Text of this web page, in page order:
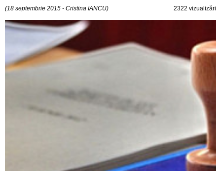
(18 septembrie 2015 - Cristina IANCU) 2322 vizualizări